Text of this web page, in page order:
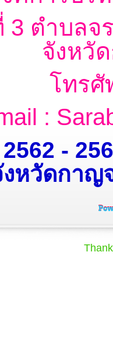
3 ตำบลจ
จังหวั
โทรศั
:
-
งหวัดกา